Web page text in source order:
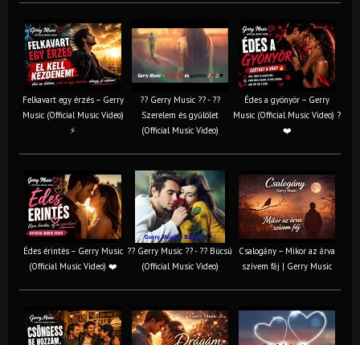
Felkavart egy érzés – Gerry
Music (Official Music Video)
⚡
?? Gerry Music ?? - ??
Szerelem és gyűlölet
(Official Music Video)
Édes a gyönyör – Gerry
Music (Official Music Video) ?
❤️
Édes érintés – Gerry Music
(Official Music Video) ❤️
?? Gerry Music ?? - ?? Búcsú
(Official Music Video)
Csalogány – Mikor az árva
szívem fáj | Gerry Music